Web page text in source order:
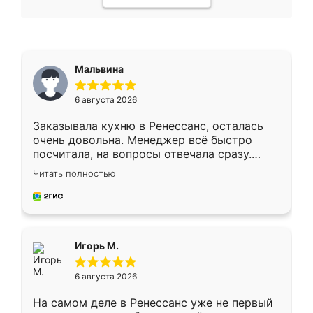
Мальвина
6 августа 2026
Заказывала кухню в Ренессанс, осталась
очень довольна. Менеджер всё быстро
посчитала, на вопросы отвечала сразу.
Замерщик приехал в субботу, подошёл к
делу со всей ответственностью. Собрали
за день, ребята работали аккуратно, даже
Читать полностью
Игорь М.
6 августа 2026
На самом деле в Ренессанс уже не первый